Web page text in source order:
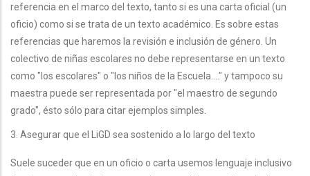
referencia en el marco del texto, tanto si es una carta oficial (un
oficio) como si se trata de un texto académico. Es sobre estas
referencias que haremos la revisión e inclusión de género. Un
colectivo de niñas escolares no debe representarse en un texto
como "los escolares" o "los niños de la Escuela...." y tampoco su
maestra puede ser representada por "el maestro de segundo
grado", ésto sólo para citar ejemplos simples.
3. Asegurar que el LiGD sea sostenido a lo largo del texto
Suele suceder que en un oficio o carta usemos lenguaje inclusivo